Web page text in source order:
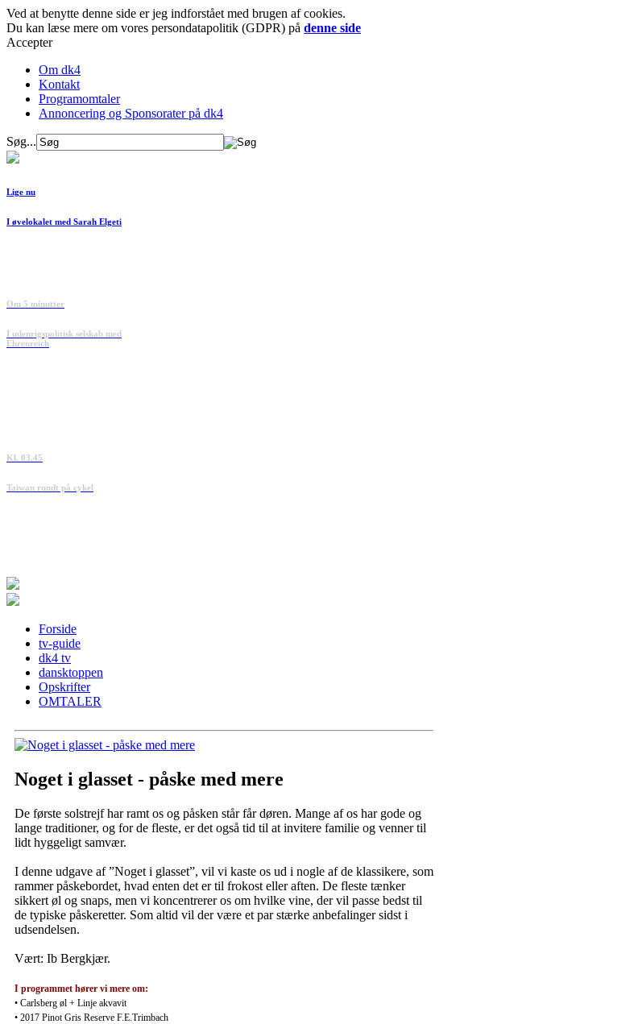
Ved at benytte denne side er jeg indforstået med brugen af cookies.
Du kan læse mere om vores persondatapolitik (GDPR) på denne side
Accepter
Om dk4
Kontakt
Programomtaler
Annoncering og Sponsorater på dk4
Søg...
Lige nu
I øvelokalet med Sarah Elgeti
Om 5 minutter
I udenrigspolitisk selskab med
Ehrenreich
Kl. 03.45
Taiwan rundt på cykel
Forside
tv-guide
dk4 tv
dansktoppen
Opskrifter
OMTALER
Noget i glasset - påske med mere
De første solstrejf har ramt os og påsken står får døren. Mange af os har gode og
lange traditioner, og for de fleste, er det også tid til at invitere familie og venner til
lidt hyggeligt samvær.
I denne udgave af ”Noget i glasset”, vil vi kaste os ud i nogle af de klassikere, som
rammer påskebordet, hvad enten det er til frokost eller aften. De fleste tænker
sikkert øl og snaps, men vi koncentrerer os om hvilke vine, der vil passe bedst til
de typiske påskeretter. Som altid vil der være et par stærke anbefalinger sidst i
udsendelsen.
Vært: Ib Bergkjær.
I programmet hører vi mere om:
• Carlsberg øl + Linje akvavit
• 2017 Pinot Gris Reserve F.E.Trimbach